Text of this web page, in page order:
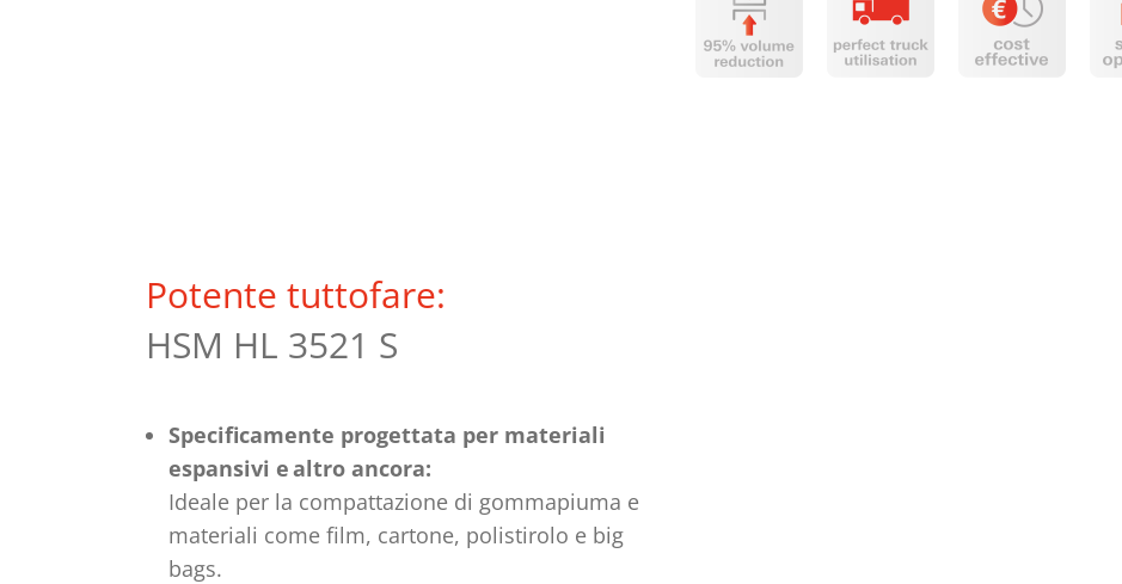
Potente tuttofare:
HSM HL 3521 S
Specificamente progettata per materiali
espansivi e altro ancora:
Ideale per la compattazione di gommapiuma e
materiali come film, cartone, polistirolo e big
bags.